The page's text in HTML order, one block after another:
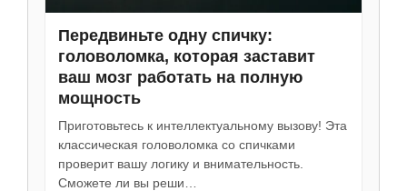
Передвиньте одну спичку:
головоломка, которая заставит
ваш мозг работать на полную
мощность
Приготовьтесь к интеллектуальному вызову! Эта
классическая головоломка со спичками
проверит вашу логику и внимательность.
Сможете ли вы реши…